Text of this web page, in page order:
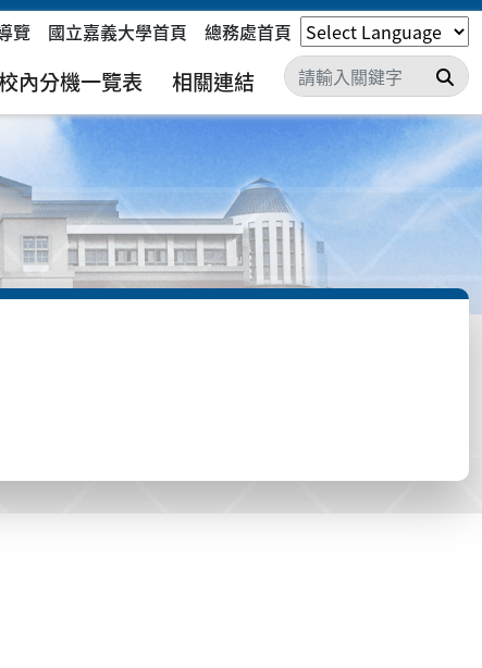
覽 國立嘉義大學首頁 總務處首頁
內分機一覽表 相關連結 搜